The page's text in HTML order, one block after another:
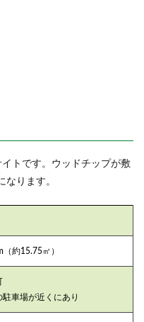
トです。ウッドチップが敷
なります。
約15.75㎡）
車場が近くにあり